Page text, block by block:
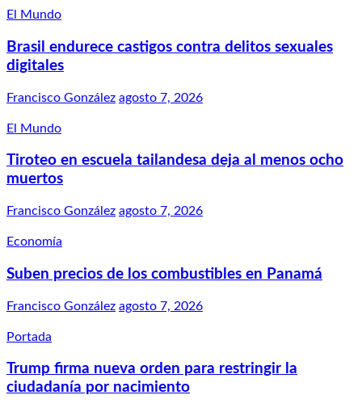
El Mundo
Brasil endurece castigos contra delitos sexuales
digitales
Francisco González agosto 7, 2026
El Mundo
Tiroteo en escuela tailandesa deja al menos ocho
muertos
Francisco González agosto 7, 2026
Economía
Suben precios de los combustibles en Panamá
Francisco González agosto 7, 2026
Portada
Trump firma nueva orden para restringir la
ciudadanía por nacimiento